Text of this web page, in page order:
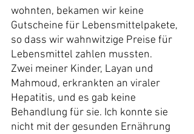
wohnten, bekamen wir keine
Gutscheine für Lebensmittelpakete,
so dass wir wahnwitzige Preise für
Lebensmittel zahlen mussten.
Zwei meiner Kinder, Layan und
Mahmoud, erkrankten an viraler
Hepatitis, und es gab keine
Behandlung für sie. Ich konnte sie
nicht mit der gesunden Ernährung